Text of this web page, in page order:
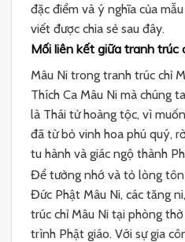
đặc điểm và ý nghĩa của
viết được chia sẻ sau đây.
Mối liên kết giữa tranh
Mâu Ni trong tranh trúc chỉ
Thích Ca Mâu Ni mà chúng
là Thái tử hoàng tộc, vì
đã từ bỏ vinh hoa phú quý,
tu hành và giác ngộ thành
Để tưởng nhớ và tỏ lòng
Đức Phật Mâu Ni, các tăng
trúc chỉ Mâu Ni tại phòng
trình Phật giáo. Với sự gia